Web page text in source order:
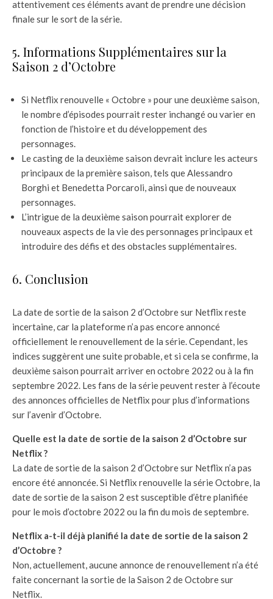
attentivement ces éléments avant de prendre une décision
finale sur le sort de la série.
5. Informations Supplémentaires sur la
Saison 2 d’Octobre
Si Netflix renouvelle « Octobre » pour une deuxième saison,
le nombre d’épisodes pourrait rester inchangé ou varier en
fonction de l’histoire et du développement des
personnages.
Le casting de la deuxième saison devrait inclure les acteurs
principaux de la première saison, tels que Alessandro
Borghi et Benedetta Porcaroli, ainsi que de nouveaux
personnages.
L’intrigue de la deuxième saison pourrait explorer de
nouveaux aspects de la vie des personnages principaux et
introduire des défis et des obstacles supplémentaires.
6. Conclusion
La date de sortie de la saison 2 d’Octobre sur Netflix reste
incertaine, car la plateforme n’a pas encore annoncé
officiellement le renouvellement de la série. Cependant, les
indices suggèrent une suite probable, et si cela se confirme, la
deuxième saison pourrait arriver en octobre 2022 ou à la fin
septembre 2022. Les fans de la série peuvent rester à l’écoute
des annonces officielles de Netflix pour plus d’informations
sur l’avenir d’Octobre.
Quelle est la date de sortie de la saison 2 d’Octobre sur
Netflix ?
La date de sortie de la saison 2 d’Octobre sur Netflix n’a pas
encore été annoncée. Si Netflix renouvelle la série Octobre, la
date de sortie de la saison 2 est susceptible d’être planifiée
pour le mois d’octobre 2022 ou la fin du mois de septembre.
Netflix a-t-il déjà planifié la date de sortie de la saison 2
d’Octobre ?
Non, actuellement, aucune annonce de renouvellement n’a été
faite concernant la sortie de la Saison 2 de Octobre sur
Netflix.